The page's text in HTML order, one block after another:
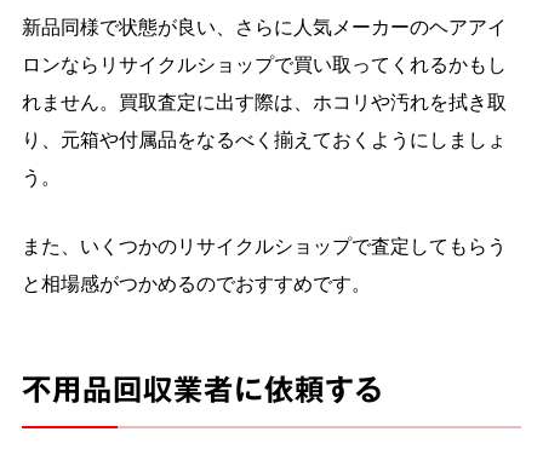
新品同様で状態が良い、さらに人気メーカーのヘアアイ
ロンならリサイクルショップで買い取ってくれるかもし
れません。買取査定に出す際は、ホコリや汚れを拭き取
り、元箱や付属品をなるべく揃えておくようにしましょ
う。
また、いくつかのリサイクルショップで査定してもらう
と相場感がつかめるのでおすすめです。
不用品回収業者に依頼する